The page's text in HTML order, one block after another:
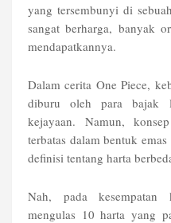
yang tersembunyi di
sangat berharga, banyak
mendapatkannya.
Dalam cerita One Piece,
diburu oleh para bajak
kejayaan. Namun,
terbatas dalam bentuk
definisi tentang harta
Nah, pada
mengulas 10 harta yang